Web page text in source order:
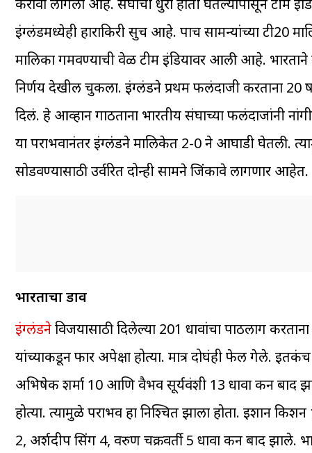
करावा लागला आहे. संघाची धुरा हाती घेतल्यापासून टीम
इंग्लंडमध्येही हाराकिरी सुरूच आहे. पाच सामन्यांच्या टी20
मालिका गमवण्याची वेळ टीम इंडियावर आली आहे.
निर्णय देखील चुकला. इंग्लंडने प्रथम फलंदाजी करताना 20
दिलं. हे आव्हान गाठताना भारतीय संघाच्या फलंदाजांनी
या पराभवानंतर इंग्लंडने मालिकेत 2-0 ने आघाडी घेतली.
सोडवण्यासाठी उर्वरित दोन्ही सामने जिंकावे लागणार आहेत.
भारताचा डाव
इंग्लंडनेविजयासाठी दिलेल्या 201 धावांचा पाठलाग
यांच्याकडून फार अपेक्षा होत्या. मात्र दोघंही फेल गेले.
अभिषेक शर्मा 10 आणि वैभव सूर्यवंशी 13 धावा करून बाद
होत्या. त्यामुळे पराभव हा निश्चित झाला होता. इशान
2, अर्शदीप सिंग 4, वरुण चक्रवर्ती 5 धावा करून बाद झाले.